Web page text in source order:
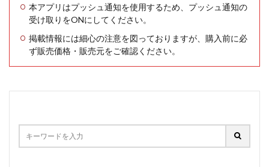
本アプリはプッシュ通知を使用するため、プッシュ通知の
受け取りをONにしてください。
掲載情報には細心の注意を図っておりますが、購入前に必
ず販売価格・販売元をご確認ください。